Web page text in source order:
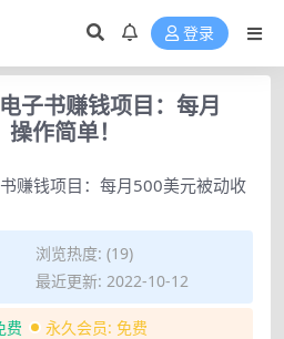
登录
子书赚钱项目：每月
作简单！
浏览热度: (19)
最近更新: 2022-10-12
费 永久会员: 免费